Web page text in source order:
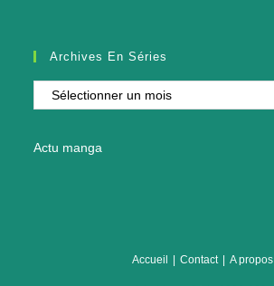
Archives En Séries
Archives
en
Actu manga
Accueil Contact A propos